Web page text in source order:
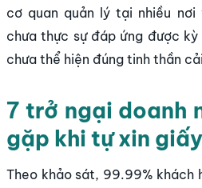
cơ quan quản lý tại nhiều
chưa thực sự đáp ứng được
chưa thể hiện đúng tinh thần
7 trở ngại doanh
gặp khi tự xin
Theo khảo sát, 99.99% khách